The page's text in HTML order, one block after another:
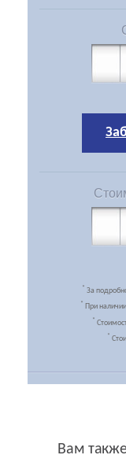
* За
* При
*
*
Вам